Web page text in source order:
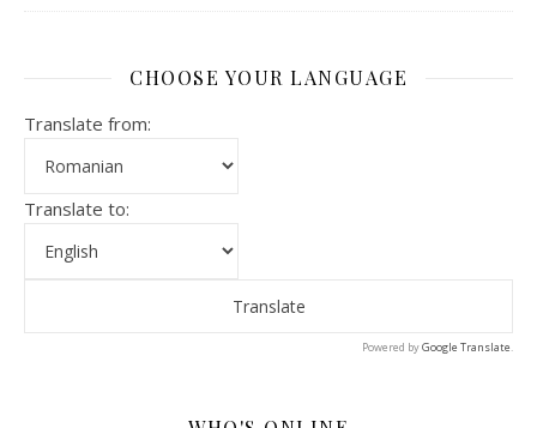
CHOOSE YOUR LANGUAGE
Translate from:
Translate to:
Powered byGoogle Translate.